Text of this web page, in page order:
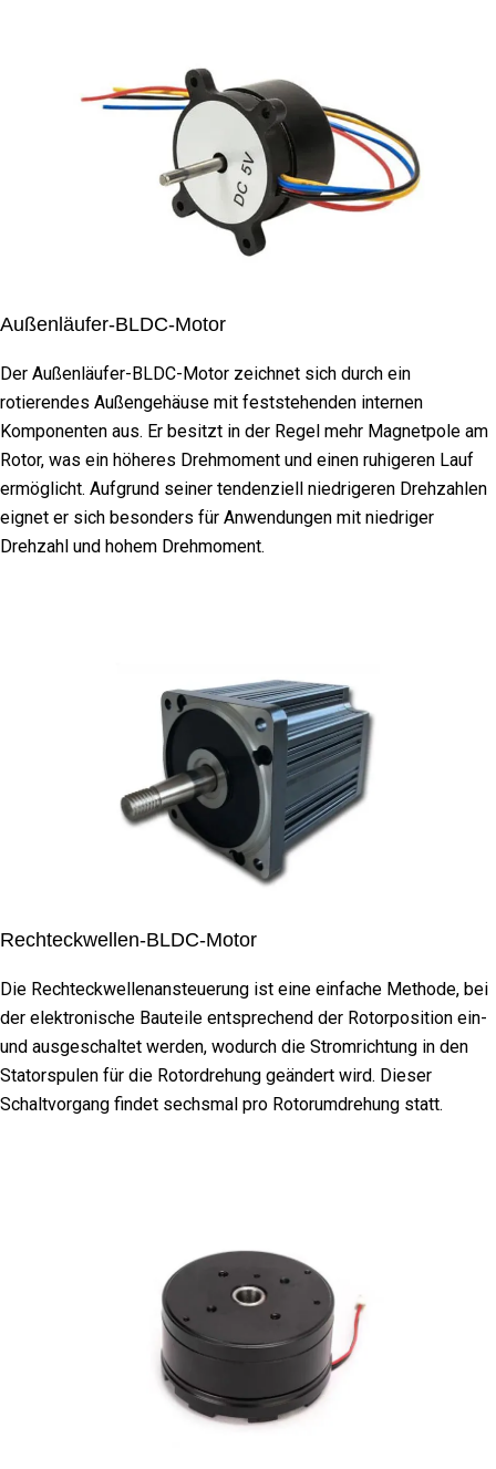
Außenläufer-BLDC-Motor
Der Außenläufer-BLDC-Motor zeichnet sich durch ein
rotierendes Außengehäuse mit feststehenden internen
Komponenten aus. Er besitzt in der Regel mehr Magnetpole am
Rotor, was ein höheres Drehmoment und einen ruhigeren Lauf
ermöglicht. Aufgrund seiner tendenziell niedrigeren Drehzahlen
eignet er sich besonders für Anwendungen mit niedriger
Drehzahl und hohem Drehmoment.
Rechteckwellen-BLDC-Motor
Die Rechteckwellenansteuerung ist eine einfache Methode, bei
der elektronische Bauteile entsprechend der Rotorposition ein-
und ausgeschaltet werden, wodurch die Stromrichtung in den
Statorspulen für die Rotordrehung geändert wird. Dieser
Schaltvorgang findet sechsmal pro Rotorumdrehung statt.